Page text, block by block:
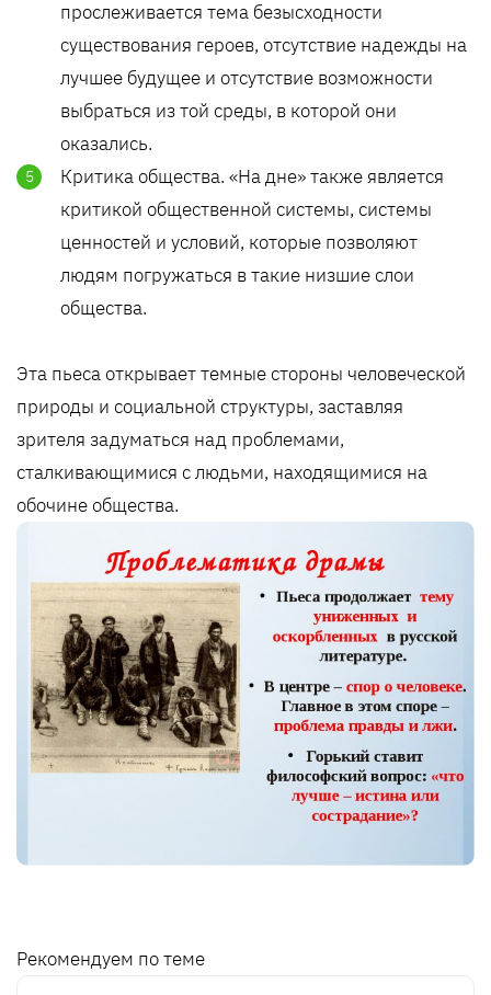
прослеживается тема безысходности
существования героев, отсутствие надежды на
лучшее будущее и отсутствие возможности
выбраться из той среды, в которой они
оказались.
Критика общества. «На дне» также является
критикой общественной системы, системы
ценностей и условий, которые позволяют
людям погружаться в такие низшие слои
общества.
Эта пьеса открывает темные стороны человеческой
природы и социальной структуры, заставляя
зрителя задуматься над проблемами,
сталкивающимися с людьми, находящимися на
обочине общества.
Рекомендуем по теме